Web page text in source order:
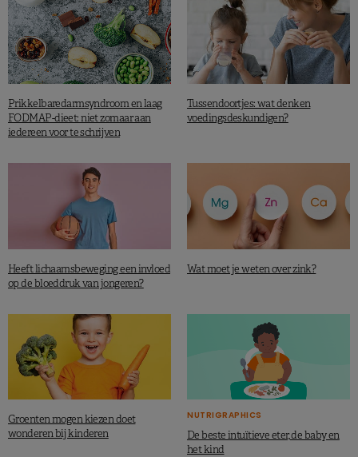
Prikkelbaredarmsyndroom en laag
FODMAP-dieet: niet zomaar aan
iedereen voor te schrijven
Tussendoortjes: wat denken
voedingsdeskundigen?
Heeft lichaamsbeweging een invloed
op de bloeddruk van jongeren?
Wat moet je weten over zink?
Groenten mogen kiezen doet
wonderen bij kinderen
NUTRIGRAPHICS
De beste intuïtieve eter, de baby en
het kind